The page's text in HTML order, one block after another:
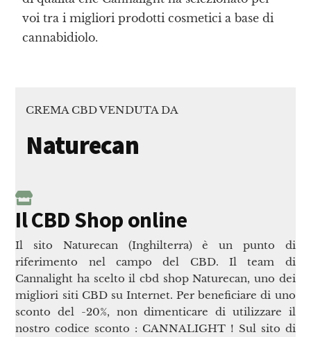
voi tra i migliori prodotti cosmetici a base di
cannabidiolo.
CREMA CBD VENDUTA DA
Naturecan
Il CBD Shop online
Il sito Naturecan (Inghilterra) è un punto di
riferimento nel campo del CBD. Il team di
Cannalight ha scelto il cbd shop Naturecan, uno dei
migliori siti CBD su Internet. Per beneficiare di uno
sconto del -20%, non dimenticare di utilizzare il
nostro codice sconto : CANNALIGHT ! Sul sito di